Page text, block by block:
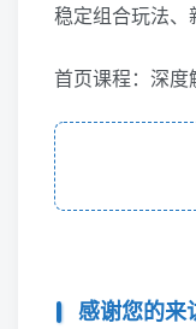
稳定组合玩法、
首页课程：深
感谢您的来